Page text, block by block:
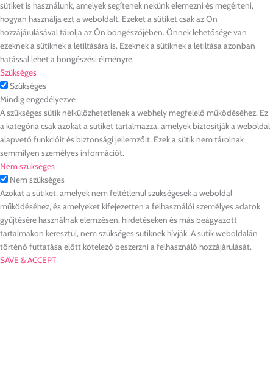
sütiket is használunk, amelyek segítenek nekünk elemezni és megérteni,
hogyan használja ezt a weboldalt. Ezeket a sütiket csak az Ön
hozzájárulásával tárolja az Ön böngészőjében. Önnek lehetősége van
ezeknek a sütiknek a letiltására is. Ezeknek a sütiknek a letiltása azonban
hatással lehet a böngészési élményre.
Szükséges
Szükséges
Mindig engedélyezve
A szükséges sütik nélkülözhetetlenek a webhely megfelelő működéséhez. Ez
a kategória csak azokat a sütiket tartalmazza, amelyek biztosítják a weboldal
alapvető funkcióit és biztonsági jellemzőit. Ezek a sütik nem tárolnak
semmilyen személyes információt.
Nem szükséges
Nem szükséges
Azokat a sütiket, amelyek nem feltétlenül szükségesek a weboldal
működéséhez, és amelyeket kifejezetten a felhasználói személyes adatok
gyűjtésére használnak elemzésen, hirdetéseken és más beágyazott
tartalmakon keresztül, nem szükséges sütiknek hívják. A sütik weboldalán
történő futtatása előtt kötelező beszerzni a felhasználó hozzájárulását.
SAVE & ACCEPT